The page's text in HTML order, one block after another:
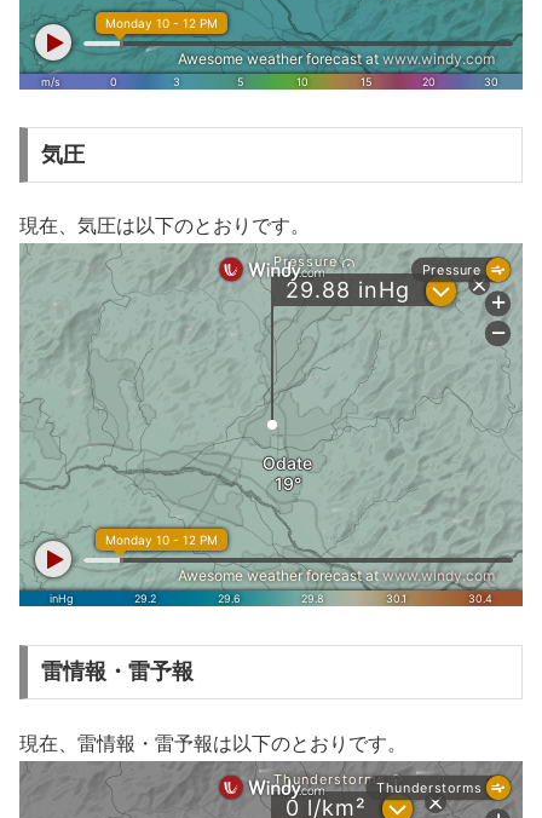
気圧
現在、気圧は以下のとおりです。
雷情報・雷予報
現在、雷情報・雷予報は以下のとおりです。